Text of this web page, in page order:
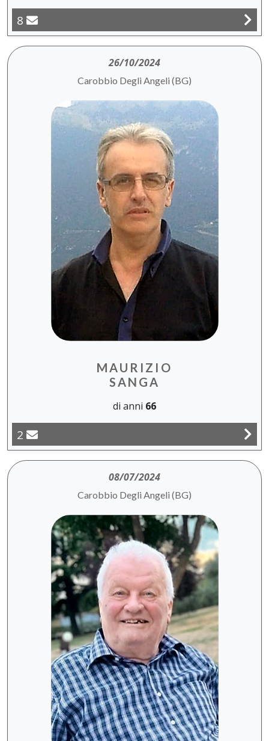
8
26/10/2024
Carobbio Degli Angeli (BG)
MAURIZIO
SANGA
di anni 66
2
08/07/2024
Carobbio Degli Angeli (BG)